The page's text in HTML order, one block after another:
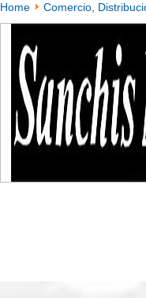
Home Comercio,